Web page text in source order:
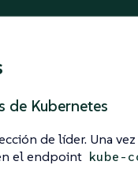
Kubernetes
de líder. Una
el endpoint kube-